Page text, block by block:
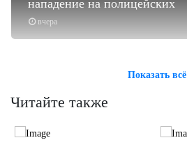
вчера
нападение на полицейских
Показать всё
Читайте также